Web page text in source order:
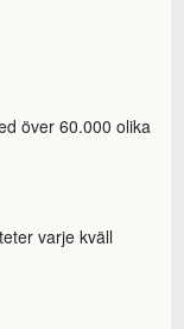
över 60.000 olika
varje kväll